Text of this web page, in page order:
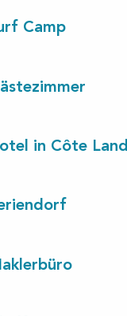
Camp
in Côte
Vielle-Saint-Girons